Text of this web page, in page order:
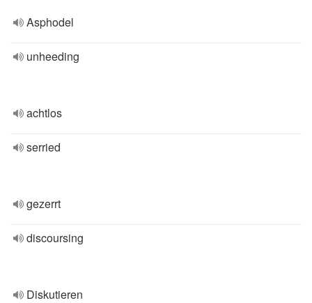
Asphodel
unheeding
achtlos
serried
gezerrt
discoursing
Diskutieren